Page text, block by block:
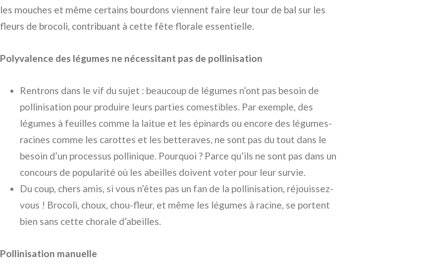
les mouches et même certains bourdons viennent faire leur tour de bal sur les
fleurs de brocoli, contribuant à cette fête florale essentielle.
Polyvalence des légumes ne nécessitant pas de pollinisation
Rentrons dans le vif du sujet : beaucoup de légumes n’ont pas besoin de
pollinisation pour produire leurs parties comestibles. Par exemple, des
légumes à feuilles comme la laitue et les épinards ou encore des légumes-
racines comme les carottes et les betteraves, ne sont pas du tout dans le
besoin d’un processus pollinique. Pourquoi ? Parce qu’ils ne sont pas dans un
concours de popularité où les abeilles doivent voter pour leur survie.
Du coup, chers amis, si vous n’êtes pas un fan de la pollinisation, réjouissez-
vous ! Brocoli, choux, chou-fleur, et même les légumes à racine, se portent
bien sans cette chorale d’abeilles.
Pollinisation manuelle